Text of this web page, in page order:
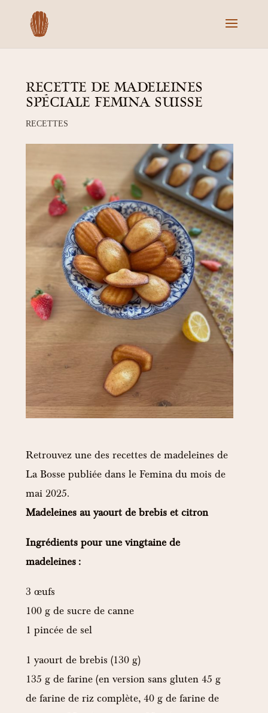
RECETTE DE MADELEINES
SPÉCIALE FEMINA SUISSE
RECETTES
Retrouvez une des recettes de madeleines de
La Bosse publiée dans le Femina du mois de
mai 2025.
Madeleines au yaourt de brebis et citron
Ingrédients pour une vingtaine de
madeleines :
3 œufs
100 g de sucre de canne
1 pincée de sel
1 yaourt de brebis (130 g)
135 g de farine (en version sans gluten 45 g
de farine de riz complète, 40 g de farine de